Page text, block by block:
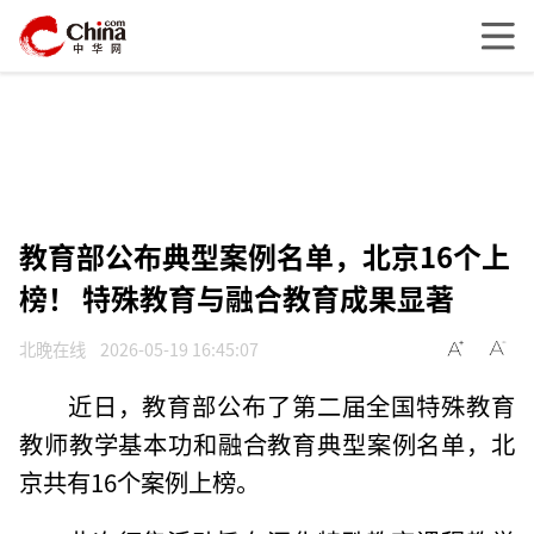
教育部公布典型案例名单，北京16个上
榜！ 特殊教育与融合教育成果显著
北晚在线 2026-05-19 16:45:07
近日，教育部公布了第二届全国特殊教育
教师教学基本功和融合教育典型案例名单，北
京共有16个案例上榜。